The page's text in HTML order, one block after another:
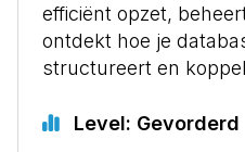
efficiënt opzet,
ontdekt hoe je
structureert en
Level: Gevorderd